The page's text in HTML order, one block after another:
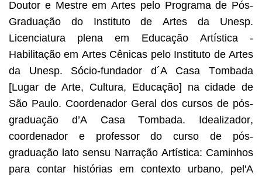
Doutor e Mestre em Artes pelo Programa de Pós-
Graduação do Instituto de Artes da Unesp.
Licenciatura plena em Educação Artística -
Habilitação em Artes Cênicas pelo Instituto de Artes
da Unesp. Sócio-fundador d´A Casa Tombada
[Lugar de Arte, Cultura, Educação] na cidade de
São Paulo. Coordenador Geral dos cursos de pós-
graduação d’A Casa Tombada. Idealizador,
coordenador e professor do curso de pós-
graduação lato sensu Narração Artística: Caminhos
para contar histórias em contexto urbano, pel'A